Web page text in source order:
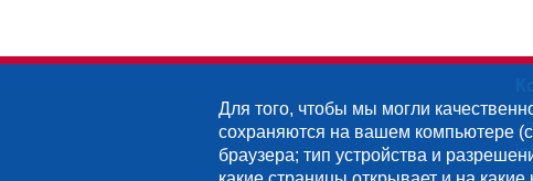
г.
Для того, чтобы мы могли
сохраняются на вашем компьютере
браузера; тип устройства и